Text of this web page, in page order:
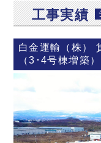
工事実績
白金運輸（株）
（3･4号棟増築）